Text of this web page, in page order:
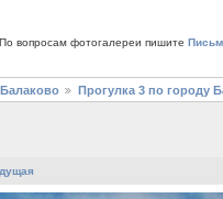
вопросам фотогалереи пишите
Прогулка 3 по городу